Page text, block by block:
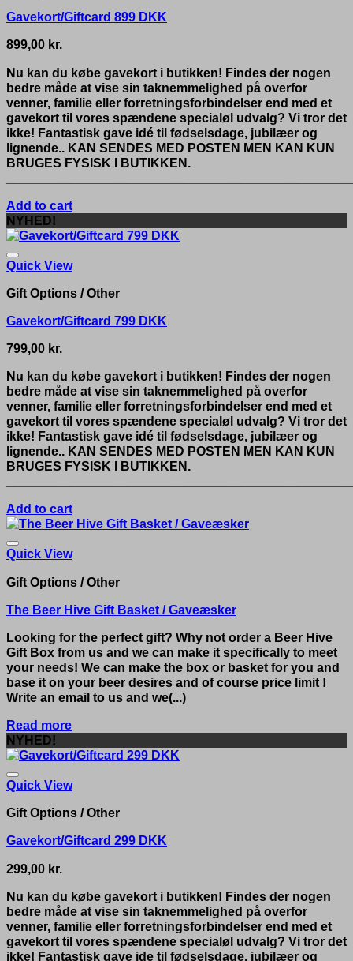
Gavekort/Giftcard 899 DKK
899,00 kr.
Nu kan du købe gavekort i butikken! Findes der nogen
bedre måde at vise sin taknemmelighed på overfor
venner, familie eller forretningsforbindelser end med et
gavekort til vores spændene specialøl udvalg? Vi tror det
ikke! Fantastisk gave idé til fødselsdage, jubilæer og
lignende.. KAN SENDES MED POSTEN MEN KAN KUN
BRUGES FYSISK I BUTIKKEN.
Add to cart
NYHED!
Quick View
Gift Options / Other
Gavekort/Giftcard 799 DKK
799,00 kr.
Nu kan du købe gavekort i butikken! Findes der nogen
bedre måde at vise sin taknemmelighed på overfor
venner, familie eller forretningsforbindelser end med et
gavekort til vores spændene specialøl udvalg? Vi tror det
ikke! Fantastisk gave idé til fødselsdage, jubilæer og
lignende.. KAN SENDES MED POSTEN MEN KAN KUN
BRUGES FYSISK I BUTIKKEN.
Add to cart
Quick View
Gift Options / Other
The Beer Hive Gift Basket / Gaveæsker
Looking for the perfect gift? Why not order a Beer Hive
Gift Box from us and we can make it specifically to meet
your needs! We can make the box or basket for you and
base it on your beer desires and of course price limit !
Write an email to us and we(...)
Read more
NYHED!
Quick View
Gift Options / Other
Gavekort/Giftcard 299 DKK
299,00 kr.
Nu kan du købe gavekort i butikken! Findes der nogen
bedre måde at vise sin taknemmelighed på overfor
venner, familie eller forretningsforbindelser end med et
gavekort til vores spændene specialøl udvalg? Vi tror det
ikke! Fantastisk gave ide til fødselsdage, jubilæer og